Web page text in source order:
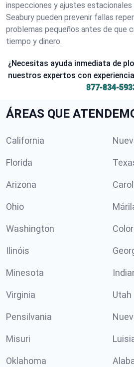
inspecciones y ajustes estacionales
Seabury pueden prevenir fallas
problemas pequeños antes de que
tiempo y dinero.
¿Necesitas ayuda inmediata de
nuestros expertos con
877-834-
ÁREAS QUE
California
Florida
Arizona
Ohio
Washington
Ilinóis
Minesota
Virginia Utah
Pensilvania
Misuri
Oklahoma